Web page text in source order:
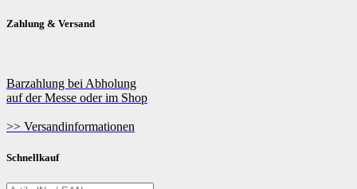
Zahlung & Versand
Barzahlung bei Abholung
auf der Messe oder im Shop
>> Versandinformationen
Schnellkauf